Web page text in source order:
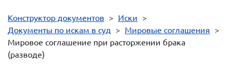
Конструктор документов > Иски >
Документы по искам в суд > Мировые соглашения >
Мировое соглашение при расторжении брака
(разводе)